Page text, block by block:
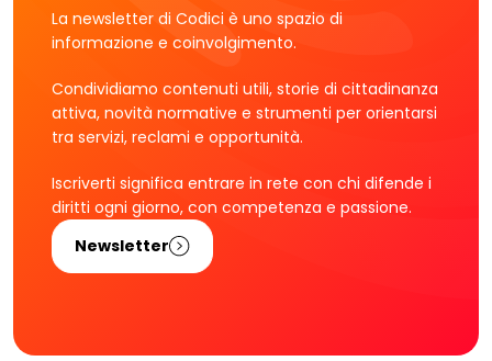
La newsletter di Codici è uno spazio di
informazione e coinvolgimento.
Condividiamo contenuti utili, storie di cittadinanza
attiva, novità normative e strumenti per orientarsi
tra servizi, reclami e opportunità.
Iscriverti significa entrare in rete con chi difende i
diritti ogni giorno, con competenza e passione.
Newsletter